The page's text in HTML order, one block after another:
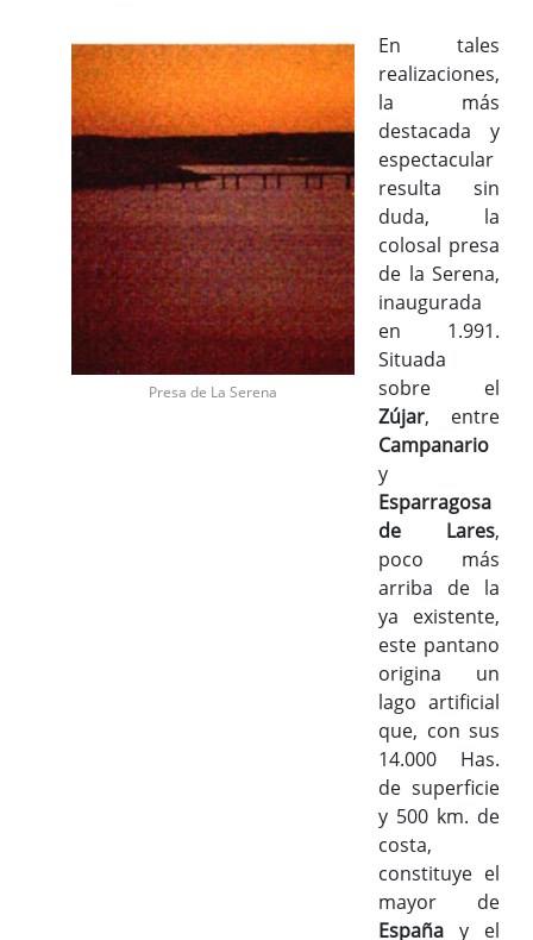
Presa de La Serena
En tales
realizaciones,
la más
destacada y
espectacular
resulta sin
duda, la
colosal presa
de la Serena,
inaugurada
en 1.991.
Situada
sobre el
Zújar, entre
Campanario
y
Esparragosa
de Lares,
poco más
arriba de la
ya existente,
este pantano
origina un
lago artificial
que, con sus
14.000 Has.
de superficie
y 500 km. de
costa,
constituye el
mayor de
España y el